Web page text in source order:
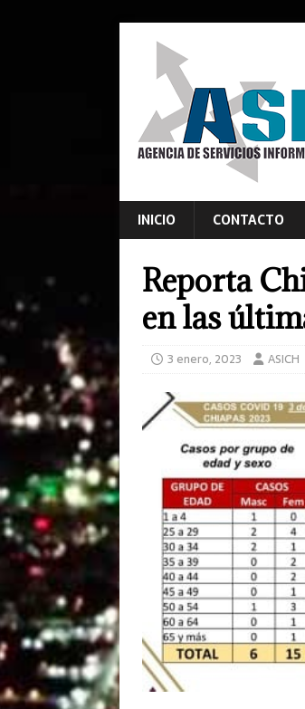
INICIO CONTACTO
Reporta
en las
3 enero, 2023 ASICH